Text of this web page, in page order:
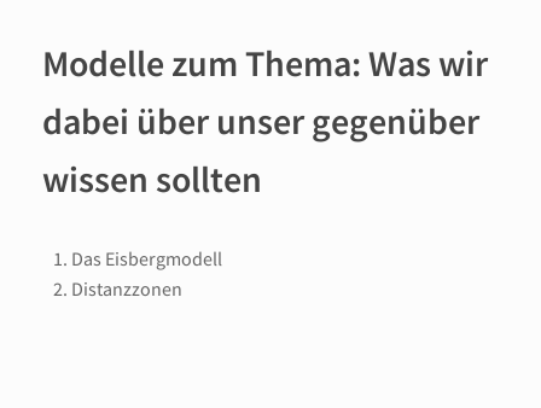
Modelle zum Thema: Was wir
dabei über unser gegenüber
wissen sollten
Das Eisbergmodell
Distanzzonen